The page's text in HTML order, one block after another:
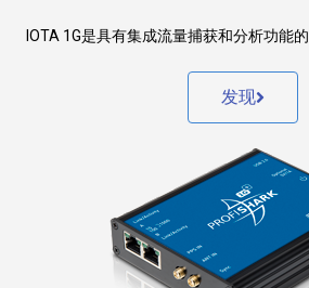
IOTA 1G是具有集成流量捕获和分析功能
发现